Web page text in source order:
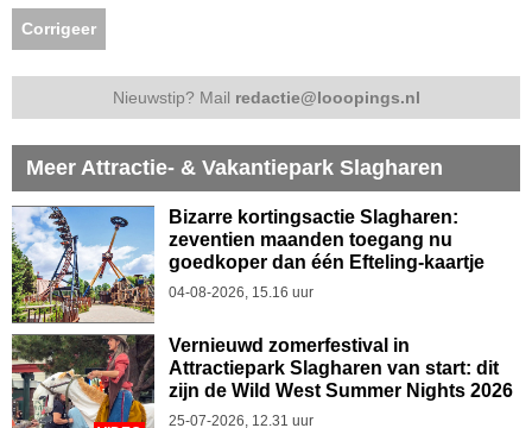
Corrigeer
Nieuwstip? Mail redactie@looopings.nl
Meer Attractie- & Vakantiepark Slagharen
Bizarre kortingsactie Slagharen:
zeventien maanden toegang nu
goedkoper dan één Efteling-kaartje
04-08-2026, 15.16 uur
Vernieuwd zomerfestival in
Attractiepark Slagharen van start: dit
zijn de Wild West Summer Nights 2026
25-07-2026, 12.31 uur